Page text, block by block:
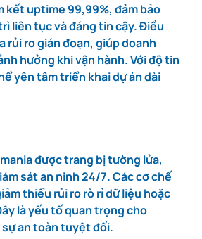
kết uptime 99,99%, đảm bảo
liên tục và đáng tin cậy. Điều
rủi ro gián đoạn, giúp doanh
hưởng khi vận hành. Với độ tin
yên tâm triển khai dự án dài
được trang bị tường lửa,
sát an ninh 24/7. Các cơ chế
thiểu rủi ro rò rỉ dữ liệu hoặc
là yếu tố quan trọng cho
an toàn tuyệt đối.